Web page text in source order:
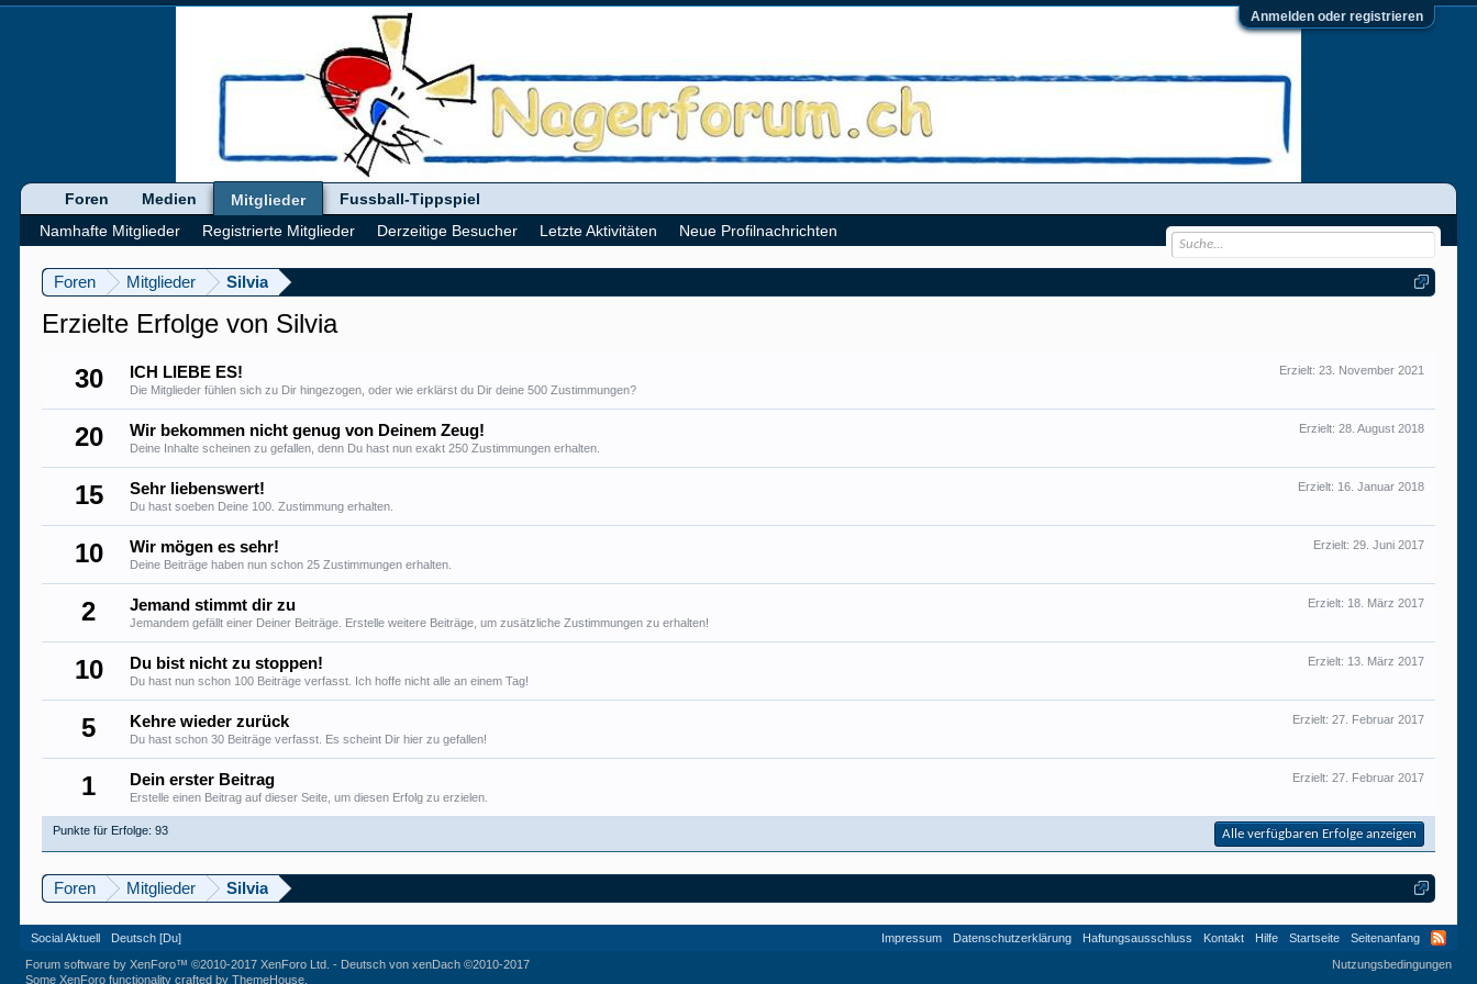
Anmelden oder registrieren
Foren Mitglieder Silvia
Erzielte Erfolge von Silvia
30
Erzielt: 23. November 2021
ICH LIEBE ES!
Die Mitglieder fühlen sich zu Dir hingezogen, oder wie erklärst du Dir deine 500 Zustimmungen?
20 Erzielt: 28. August 2018
Wir bekommen nicht genug von Deinem Zeug!
Deine Inhalte scheinen zu gefallen, denn Du hast nun exakt 250 Zustimmungen erhalten.
15 Erzielt: 16. Januar 2018
Sehr liebenswert!
Du hast soeben Deine 100. Zustimmung erhalten.
10 Erzielt: 29. Juni 2017
Wir mögen es sehr!
Deine Beiträge haben nun schon 25 Zustimmungen erhalten.
2 Erzielt: 18. März 2017
Jemand stimmt dir zu
Jemandem gefällt einer Deiner Beiträge. Erstelle weitere Beiträge, um zusätzliche Zustimmungen zu erhalten!
10 Erzielt: 13. März 2017
Du bist nicht zu stoppen!
Du hast nun schon 100 Beiträge verfasst. Ich hoffe nicht alle an einem Tag!
5 Erzielt: 27. Februar 2017
Kehre wieder zurück
Du hast schon 30 Beiträge verfasst. Es scheint Dir hier zu gefallen!
1 Erzielt: 27. Februar 2017
Dein erster Beitrag
Erstelle einen Beitrag auf dieser Seite, um diesen Erfolg zu erzielen.
Punkte für Erfolge: 93 Alle verfügbaren Erfolge anzeigen
Foren Mitglieder Silvia
Foren Medien
Mitglieder
Namhafte Mitglieder
Registrierte Mitglieder Derzeitige Besucher Letzte Aktivitäten Neue Profilnachrichten
Fussball-Tippspiel
Social Aktuell Deutsch [Du] Impressum Datenschutzerklärung Haftungsausschluss Kontakt Hilfe Startseite
Seitenanfang
Nutzungsbedingungen
Forum software by XenForo™©2010-2017 XenForo Ltd. - Deutsch von xenDach©2010-2017
Some XenForo functionality crafted byThemeHouse